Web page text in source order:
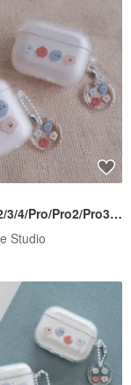
3/4/Pro/Pro2/Pro3
殼Studio